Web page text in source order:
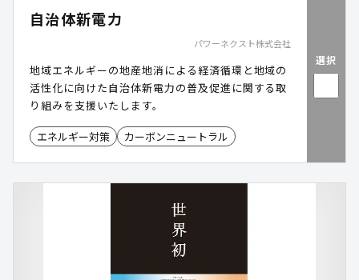
自治体新電力
パワーネクスト株式会社
地域エネルギーの地産地消による経済循環と地域の
活性化に向けた自治体新電力の普及促進に関する取
り組みを支援いたします。
エネルギー対策 カーボンニュートラル
選択